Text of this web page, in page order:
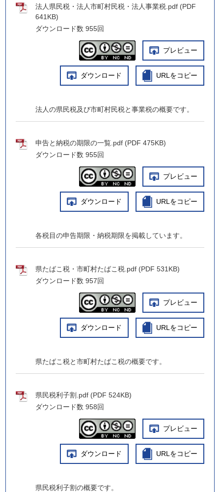
法人県民税・法人市町村民税・法人事業税.pdf (PDF
641KB)
ダウンロード数 955回
プレビュー
ダウンロード URLをコピー
法人の県民税及び市町村民税と事業税の概要です。
申告と納税の期限の一覧.pdf (PDF 475KB)
ダウンロード数 955回
プレビュー
ダウンロード URLをコピー
各税目の申告期限・納税期限を掲載しています。
県たばこ税・市町村たばこ税.pdf (PDF 531KB)
ダウンロード数 957回
プレビュー
ダウンロード URLをコピー
県たばこ税と市町村たばこ税の概要です。
県民税利子割.pdf (PDF 524KB)
ダウンロード数 958回
プレビュー
ダウンロード URLをコピー
県民税利子割の概要です。